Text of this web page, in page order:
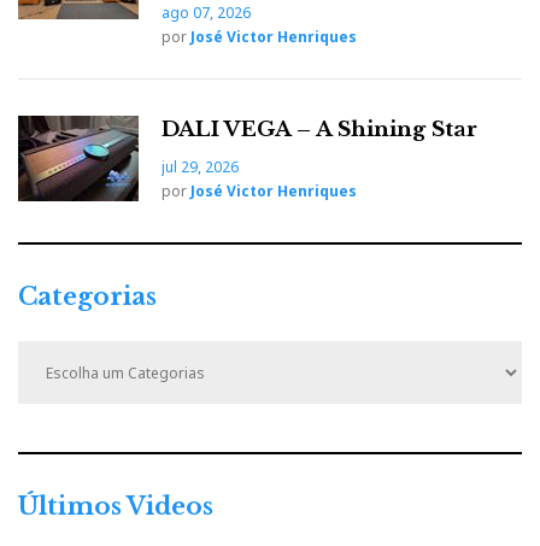
ago 07, 2026
por José Victor Henriques
DALI VEGA – A Shining Star
jul 29, 2026
por José Victor Henriques
Categorias
r
i
Últimos Videos